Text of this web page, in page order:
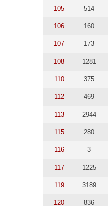
105 514
106 160
107 173
108 1281
110 375
112 469
113 2944
115 280
116 3
117 1225
119 3189
120 836